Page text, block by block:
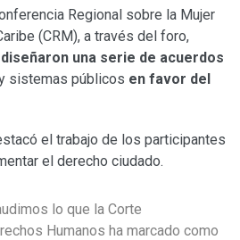
Regional sobre la Mujer
(CRM), a través del foro,
diseñaron una serie de acuerdos
sistemas públicos en favor del
el trabajo de los participantes
el derecho ciudado.
lo que la Corte
Humanos ha marcado como